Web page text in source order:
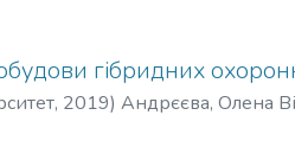
гібридних
, 2019) Андрєєва, Олена